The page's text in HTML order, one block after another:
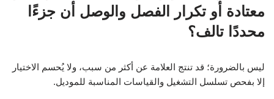
معتادة أو تكرار الفصل والوصل أن جزءًا
محددًا تالف؟
ليس بالضرورة؛ قد تنتج العلامة عن أكثر من سبب، ولا يُحسم الاختيار
إلا بفحص تسلسل التشغيل والقياسات المناسبة للموديل.